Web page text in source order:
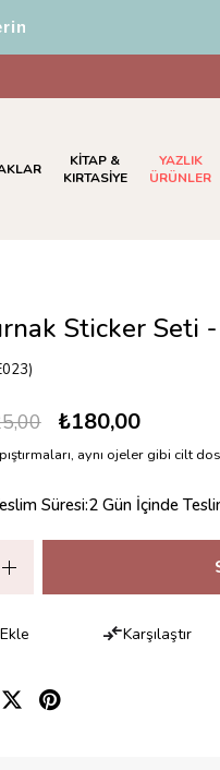
%5 İndirim
KİTAP &
KIRTASİYE
YAZLIK
ÜRÜNLER
Sticker Seti
₺180,00
aynı ojeler gibi cilt
Süresi:2 Gün İçinde
Karşılaştır